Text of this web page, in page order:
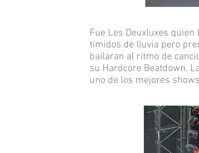
Fue Les Deuxluxes
tímidos de lluvia pero
bailaran al ritmo de
su Hardcore Beatdown.
uno de los mejores